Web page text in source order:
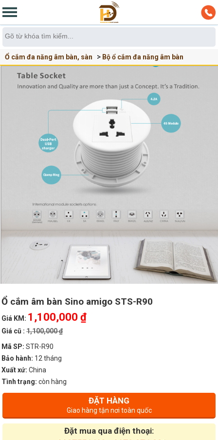
Ổ cắm đa năng âm bàn, sàn Bộ ổ cắm đa năng âm bàn
Ổ cắm âm bàn Sino amigo STS-R90
Giá KM: 1,100,000 ₫
Giá cũ : 1,100,000 ₫
Mã SP: STR-R90
Bảo hành: 12 tháng
Xuất xứ: China
Tình trạng: còn hàng
ĐẶT HÀNG
Giao hàng tận nơi toàn quốc
Đặt mua qua điện thoại: